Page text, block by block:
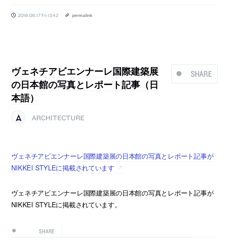
2016.06.17 Fri 13:42 permalink
SHARE
ヴェネチアビエンナーレ国際建築展
の日本館の写真とレポート記事（日
本語）
ARCHITECTURE
ヴェネチアビエンナーレ国際建築展の日本館の写真とレポート記事が
NIKKEI STYLEに掲載されています
ヴェネチアビエンナーレ国際建築展の日本館の写真とレポート記事が
NIKKEI STYLEに掲載されています。
SHARE